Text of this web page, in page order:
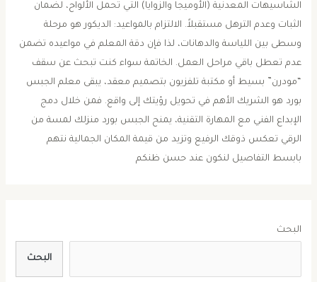
الشاسيهات المعدنية (الأوميجا والزوايا) التي تحمل الألواح، لضمان
الثبات وعدم الترهل مستقبلاً. ​الالتزام بالمواعيد: الديكور هو مرحلة
وسطى بين اللياسة والدهانات، لذا فإن دقة المعلم في مواعيده تضمن
عدم تعطل باقي مراحل العمل. ​الخاتمة ​سواء كنت تبحث عن سقف
“مودرن” بسيط أو مكتبة تلفزيون بتصميم معقد، يبقى معلم الجبس
بورد هو الشريك الأهم في تحويل رؤيتك إلى واقع. فمن خلال دمج
الإبداع الفني مع المهارة التقنية، يمنح الجبس بورد منزلك لمسة من
الرقي تعكس ذوقك الرفيع وتزيد من قيمة المكان الجمالية نتهم
بابسط التفاصيل لنكون عند حسن ظنكم
البحث
البحث